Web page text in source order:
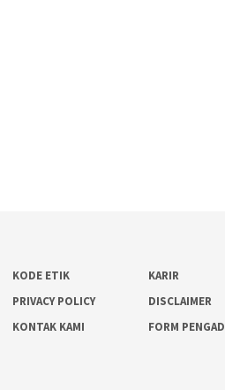
KODE ETIK
KARIR
PRIVACY POLICY
DISCLAIMER
KONTAK KAMI
FORM